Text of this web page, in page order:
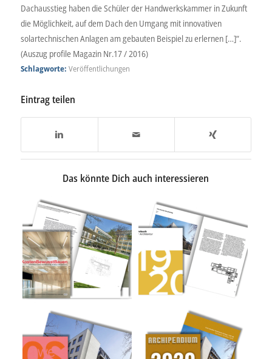
Dachausstieg haben die Schüler der Handwerkskammer in Zukunft
die Möglichkeit, auf dem Dach den Umgang mit innovativen
solartechnischen Anlagen am gebauten Beispiel zu erlernen […]“.
(Auszug profile Magazin Nr.17 / 2016)
Schlagworte: Veröffentlichungen
Eintrag teilen
Das könnte Dich auch interessieren